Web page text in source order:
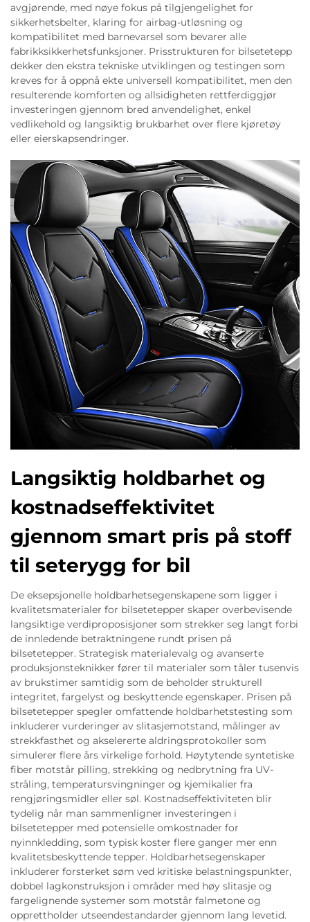
avgjørende, med nøye fokus på tilgjengelighet for
sikkerhetsbelter, klaring for airbag-utløsning og
kompatibilitet med barnevarsel som bevarer alle
fabrikksikkerhetsfunksjoner. Prisstrukturen for bilsetetepp
dekker den ekstra tekniske utviklingen og testingen som
kreves for å oppnå ekte universell kompatibilitet, men den
resulterende komforten og allsidigheten rettferdiggjør
investeringen gjennom bred anvendelighet, enkel
vedlikehold og langsiktig brukbarhet over flere kjøretøy
eller eierskapsendringer.
Langsiktig holdbarhet og
kostnadseffektivitet
gjennom smart pris på stoff
til seterygg for bil
De eksepsjonelle holdbarhetsegenskapene som ligger i
kvalitetsmaterialer for bilsetetepper skaper overbevisende
langsiktige verdiproposisjoner som strekker seg langt forbi
de innledende betraktningene rundt prisen på
bilsetetepper. Strategisk materialevalg og avanserte
produksjonsteknikker fører til materialer som tåler tusenvis
av brukstimer samtidig som de beholder strukturell
integritet, fargelyst og beskyttende egenskaper. Prisen på
bilsetetepper spegler omfattende holdbarhetstesting som
inkluderer vurderinger av slitasjemotstand, målinger av
strekkfasthet og akselererte aldringsprotokoller som
simulerer flere års virkelige forhold. Høytytende syntetiske
fiber motstår pilling, strekking og nedbrytning fra UV-
stråling, temperatursvingninger og kjemikalier fra
rengjøringsmidler eller søl. Kostnadseffektiviteten blir
tydelig når man sammenligner investeringen i
bilsetetepper med potensielle omkostnader for
nyinnkledding, som typisk koster flere ganger mer enn
kvalitetsbeskyttende tepper. Holdbarhetsegenskaper
inkluderer forsterket søm ved kritiske belastningspunkter,
dobbel lagkonstruksjon i områder med høy slitasje og
fargelignende systemer som motstår falmetone og
opprettholder utseendestandarder gjennom lang levetid.